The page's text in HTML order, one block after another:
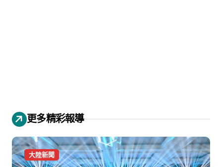
更多精彩報導
大陸新聞